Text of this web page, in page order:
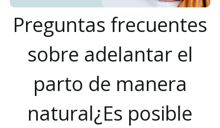
Preguntas frecuentes
sobre adelantar el
parto de manera
natural¿Es posible